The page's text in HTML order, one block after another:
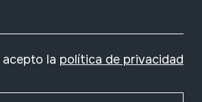
la política de privacidad